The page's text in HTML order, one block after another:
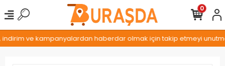
ve kampanyalardan haberdar olmak için takip etmeyi
0